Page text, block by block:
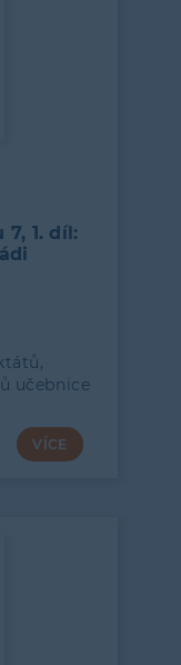
1. díl:
učebnice
VÍCE